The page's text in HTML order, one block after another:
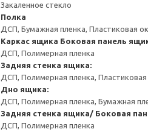
Закаленное стекло
Полка
ДСП, Бумажная пленка, Пластиковая
Каркас ящика Боковая панель
ДСП, Полимерная пленка
Задняя стенка ящика:
ДСП, Полимерная пленка,
Дно ящика:
ДСП, Полимерная пленка, Бумажная
Задняя стенка ящика/ Боковая
ДСП, Полимерная пленка